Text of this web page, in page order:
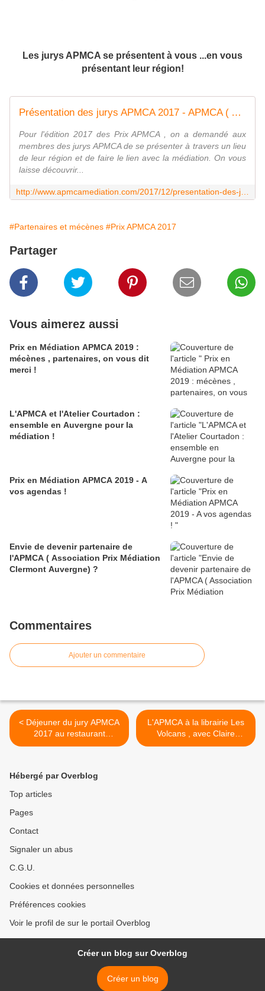
Les jurys APMCA se présentent à vous ...en vous
présentant leur région!
Présentation des jurys APMCA 2017 - APMCA ( Association Prix Médiation Clermont Auvergne)
Pour l'édition 2017 des Prix APMCA , on a demandé aux
membres des jurys APMCA de se présenter à travers un lieu
de leur région et de faire le lien avec la médiation. On vous
laisse découvrir...
#Partenaires et mécènes #Prix APMCA 2017
Partager
Vous aimerez aussi
Prix en Médiation APMCA 2019 :
mécènes , partenaires, on vous dit
merci !
L'APMCA et l'Atelier Courtadon :
ensemble en Auvergne pour la
médiation !
Prix en Médiation APMCA 2019 - A
vos agendas !
Envie de devenir partenaire de
l'APMCA ( Association Prix Médiation
Clermont Auvergne) ?
Commentaires
Ajouter un commentaire
< Déjeuner du jury APMCA
2017 au restaurant
L'Odevie à Clermont -
L'APMCA à la librairie Les
Volcans , avec Claire
Bonnelle , lauréate Prix du
Hébergé par Overblog
Top articles
Pages
Contact
Signaler un abus
C.G.U.
Cookies et données personnelles
Préférences cookies
Voir le profil de sur le portail Overblog
Créer un blog sur Overblog
Créer un blog